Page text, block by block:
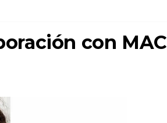
con MAC